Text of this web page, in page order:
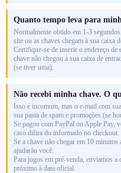
Quanto tempo leva para
Normalmente obtido em 1-3
site ou as chaves chegam à sua caixa
Certifique-se de inserir o endereço de
chave não chegou à sua caixa de
(se tiver uma).
Não recebi minha chave. O
Isso é incomum, mas o e-mail com
sua pasta de spam e promoções (se
Se pagou com PayPal ou Apple Pay,
caso difira do informado no checkout.
Se a chave não chegar em 10
ajudarão você.
Para jogos em pré-venda, enviamos a
próximo à data oficial.